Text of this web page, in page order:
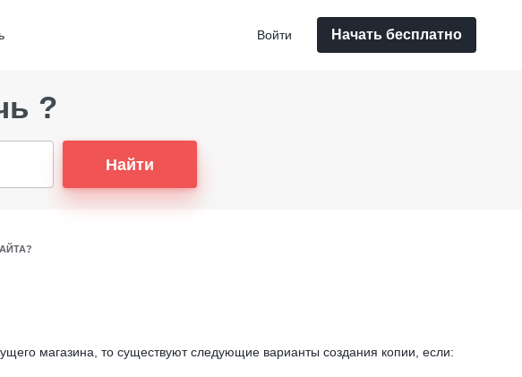
Начать бесплатно
Войти
?
Найти
магазина, то существуют следующие варианты создания копии, если: